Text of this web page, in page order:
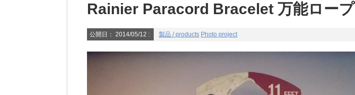
Rainier Paracord Bracelet 万能ロープ
公開日： 2014/05/12 : 製品 / products Photo project